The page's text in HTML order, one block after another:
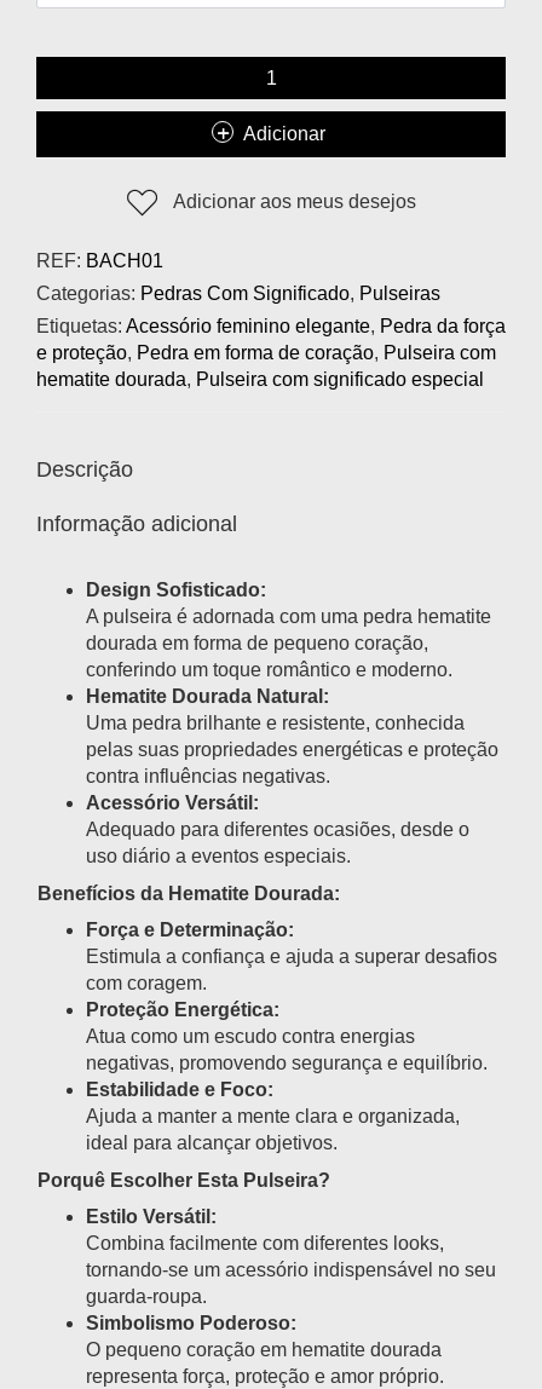
Adicionar
Adicionar aos meus desejos
REF: BACH01
Categorias: Pedras Com Significado, Pulseiras
Etiquetas: Acessório feminino elegante, Pedra da força
e proteção, Pedra em forma de coração, Pulseira com
hematite dourada, Pulseira com significado especial
Descrição
Informação adicional
Design Sofisticado:
A pulseira é adornada com uma pedra hematite
dourada em forma de pequeno coração,
conferindo um toque romântico e moderno.
Hematite Dourada Natural:
Uma pedra brilhante e resistente, conhecida
pelas suas propriedades energéticas e proteção
contra influências negativas.
Acessório Versátil:
Adequado para diferentes ocasiões, desde o
uso diário a eventos especiais.
Benefícios da Hematite Dourada:
Força e Determinação:
Estimula a confiança e ajuda a superar desafios
com coragem.
Proteção Energética:
Atua como um escudo contra energias
negativas, promovendo segurança e equilíbrio.
Estabilidade e Foco:
Ajuda a manter a mente clara e organizada,
ideal para alcançar objetivos.
Porquê Escolher Esta Pulseira?
Estilo Versátil:
Combina facilmente com diferentes looks,
tornando-se um acessório indispensável no seu
guarda-roupa.
Simbolismo Poderoso:
O pequeno coração em hematite dourada
representa força, proteção e amor próprio.